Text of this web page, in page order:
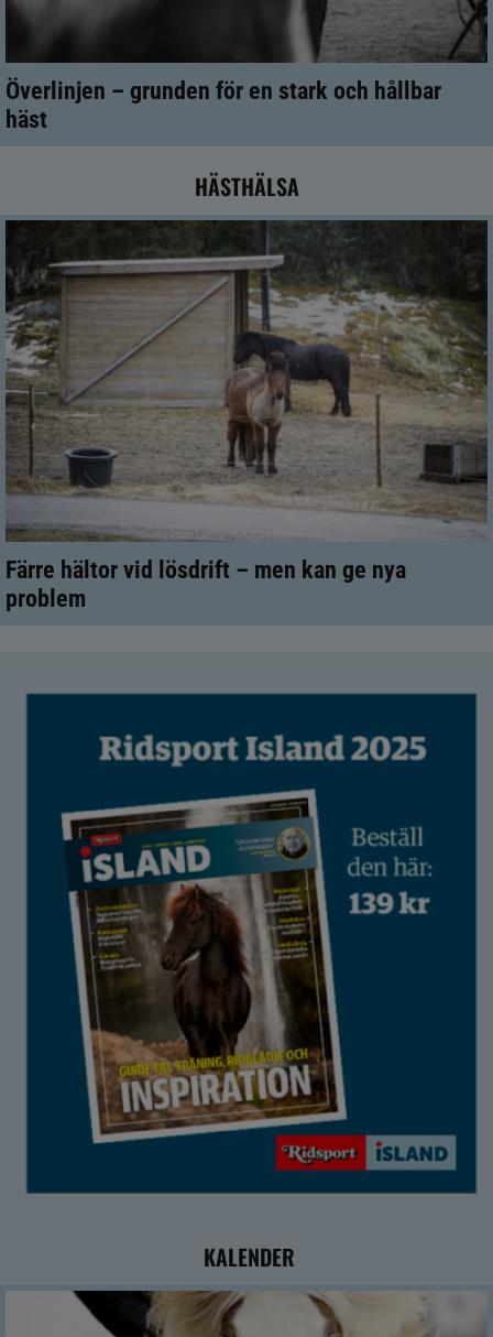
Överlinjen – grunden för en stark och hållbar
häst
HÄSTHÄLSA
Färre hältor vid lösdrift – men kan ge nya
problem
KALENDER